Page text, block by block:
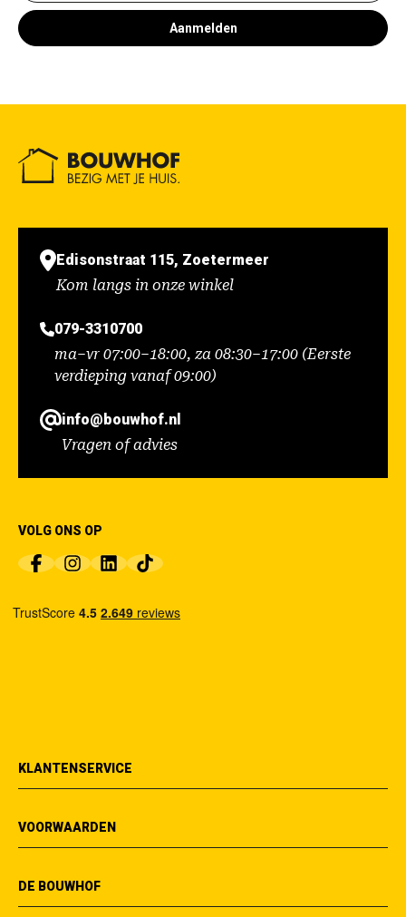
Aanmelden
Edisonstraat 115, Zoetermeer
Kom langs in onze winkel
079-3310700
ma–vr 07:00–18:00, za 08:30–17:00 (Eerste
verdieping vanaf 09:00)
info@bouwhof.nl
Vragen of advies
VOLG ONS OP
KLANTENSERVICE
VOORWAARDEN
DE BOUWHOF